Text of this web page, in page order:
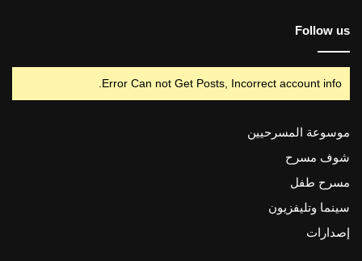
Follow us
Error Can not Get Posts, Incorrect account info.
موسوعة المسرحيين
شوف مسرح
مسرح طفل
سينما وتليفزيون
إصدارات